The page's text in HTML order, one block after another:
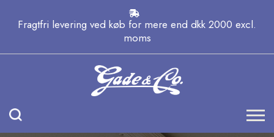
Fragtfri levering ved køb for mere end dkk 2000 excl.
moms